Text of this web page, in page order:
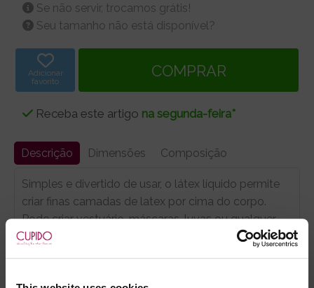
Se não servir, trocamos grátis!
Seu tamanho não está disponível?
Adicionar
favorito
Receba este artigo na segunda-feira*
Descrição Dimensões Composição
Simples e divertido de usar, o látex líquido permite
criar finas camadas de latex por cima do corpo.
Pode criar vestuário, máscaras, luvas ou qualquer
outra peça que desejar.